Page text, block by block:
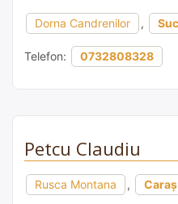
Dorna Candrenilor ,
Telefon: 0732808328
Petcu Claudiu
Rusca Montana ,